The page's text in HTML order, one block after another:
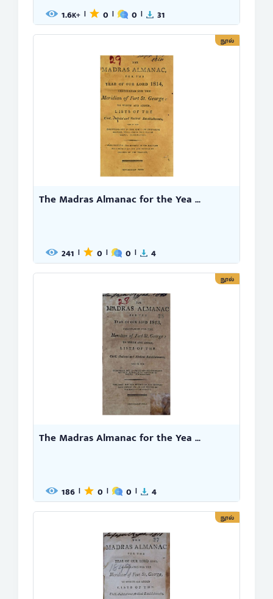
1.6K+ | 0 | 0 | 31
நூல்
The Madras Almanac for the Yea ...
241 | 0 | 0 | 4
நூல்
The Madras Almanac for the Yea ...
186 | 0 | 0 | 4
நூல்